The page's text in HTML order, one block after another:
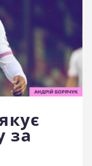
за